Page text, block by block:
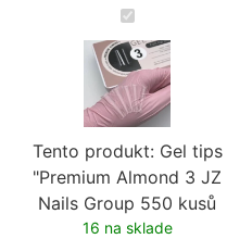
Gel
tips
"Premium
Almond
3
JZ
Nails
Group
550
kusů
Tento produkt: Gel tips
"Premium Almond 3 JZ
Nails Group 550 kusů
16 na sklade